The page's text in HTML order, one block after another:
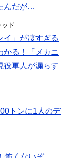
んだが…
ッド
イ」が凄すぎる
かる！「メカニ
役軍人が漏らす
トンに1人のデ
怖くないぞ